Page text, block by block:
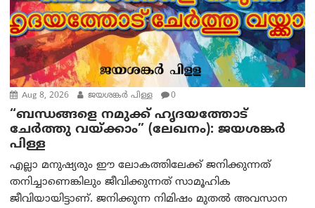
Aug 8, 2026 ജയശങ്കര്‍ പിള്ള 0
“ബന്ധങ്ങളെ നമുക്ക് ഹൃദയത്തോട്
ചേർത്തു വയ്ക്കാം” (ലേഖനം): ജയശങ്കര്‍
പിള്ള
എല്ലാ മനുഷ്യരും ഈ ലോകത്തിലേക്ക് ജനിക്കുന്നത്
തനിച്ചാണെങ്കിലും ജീവിക്കുന്നത് സാമൂഹിക
ജീവിയായിട്ടാണ്. ജനിക്കുന്ന നിമിഷം മുതൽ അവസാന